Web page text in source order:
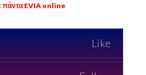
πάντα EVIA online
Like